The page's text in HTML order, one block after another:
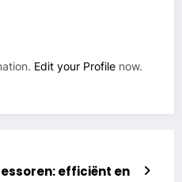
Edit your Profile now.
efficiënt en